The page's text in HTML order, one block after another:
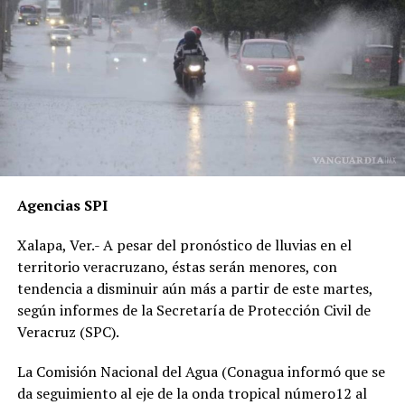
para responsabilizar al hoy occiso, lo que derivó en la
liberación del operador del camión.
Además, acusan que las solicitudes de videos de las
cámaras del C4, así como de comercios y viviendas
cercanas, han sido ignoradas o negadas. Testigos
presenciales del accidente ahora callan, presuntamente
“Hoy fue mi Abraham,
mañana puede ser alguien
de tu familia. El homicida
sigue libre y operando en
las carreteras”, expresó un
familiar, exigiendo justicia.
Agencias SPI
Xalapa, Ver.- A pesar del pronóstico de lluvias en el
territorio veracruzano, éstas serán menores, con
tendencia a disminuir aún más a partir de este martes,
según informes de la Secretaría de Protección Civil de
Veracruz (SPC).
La Comisión Nacional del Agua (Conagua informó que se
da seguimiento al eje de la onda tropical número12 al